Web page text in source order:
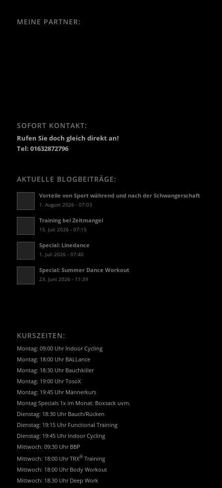
MEINE PARTNER:
SOFORT KONTAKT:
Rufen Sie doch gleich direkt an!
Tel: 01632872796
AKTUELLE BLOGBEITRÄGE:
Vorteile von Sport während und nach der Schwangerschaft
1. August 2026 - 07:03
Training bei Zeitmangel
15. Juli 2026 - 07:15
Special: Linedance
1. Juli 2026 - 07:40
Special: Summer Dance Workout
23. Juni 2026 - 11:39
KURSZEITEN:
Montag: 09:00 Uhr Indoor Cycling
Montag: 18:00 Uhr BALLance
Montag: 18:30 Uhr Bauchkiller
Montag: 19:00 Uhr TosoX
Montag: 19:45 Uhr Männerkurs
Montag Specials 1x im Monat: Boxsack uvm.
Dienstag: 18:30 Uhr Bauch/Rücken
Dienstag: 19:15 Uhr Functional Training
Dienstag: 19:45 Uhr Indoor Cycling
Mittwoch: 09:30 Uhr BBP
Mittwoch: 18:00 Uhr TRX®Training
Mittwoch: 18:00 Uhr Body Workout
Mittwoch: 18:30 Uhr Deep Work